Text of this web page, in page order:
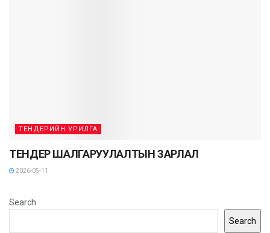
ТЕНДЕРИЙН УРИЛГА
ТЕНДЕР ШАЛГАРУУЛАЛТЫН ЗАРЛАЛ
2026-05-11
Search
Search